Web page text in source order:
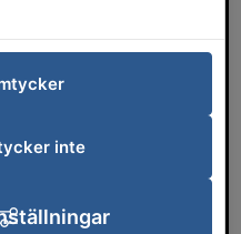
anslag och
inte